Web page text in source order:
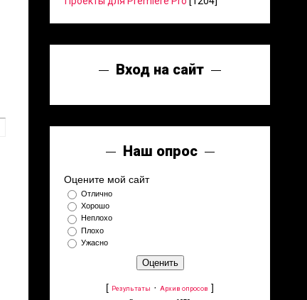
Вход на сайт
Наш опрос
Оцените мой сайт
Отлично
Хорошо
Неплохо
Плохо
Ужасно
[ Результаты · Архив опросов ]